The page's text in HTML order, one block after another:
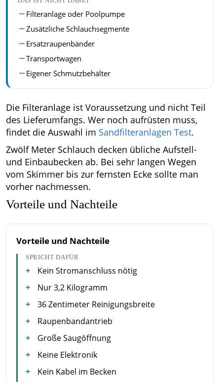
Filteranlage oder Poolpumpe
Zusätzliche Schlauchsegmente
Ersatzraupenbänder
Transportwagen
Eigener Schmutzbehälter
Die Filteranlage ist Voraussetzung und nicht Teil
des Lieferumfangs. Wer noch aufrüsten muss,
findet die Auswahl im Sandfilteranlagen Test.
Zwölf Meter Schlauch decken übliche Aufstell-
und Einbaubecken ab. Bei sehr langen Wegen
vom Skimmer bis zur fernsten Ecke sollte man
vorher nachmessen.
Vorteile und Nachteile
Vorteile und Nachteile
SPRICHT DAFÜR
Kein Stromanschluss nötig
Nur 3,2 Kilogramm
36 Zentimeter Reinigungsbreite
Raupenbandantrieb
Große Saugöffnung
Keine Elektronik
Kein Kabel im Becken